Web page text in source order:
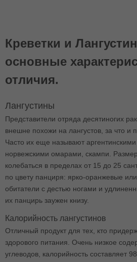
Креветки и
основные
отличия.
Лангустины
Представители отряда десятиногих
внешне похожи на лангустов, за что и
Часто их еще называют аргентинскими
норвежскими омарами, скампи.
колебаться в пределах от 15 до 25
по цвету панциря: ярко-оранжевые
обитатели с дестью ногами и
их панцирь заужен книзу.
Калорийность лангустинов
Отличный продукт для тех, кто
здорового питания. Очень низкое
углеводов, калорийность составляет 98